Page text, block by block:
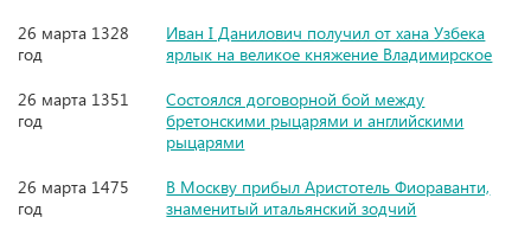
26 марта 1328
год
Иван I Данилович получил от хана Узбека
ярлык на великое княжение Владимирское
26 марта 1351
год
Состоялся договорной бой между
бретонскими рыцарями и английскими
рыцарями
26 марта 1475
год
В Москву прибыл Аристотель Фиораванти,
знаменитый итальянский зодчий